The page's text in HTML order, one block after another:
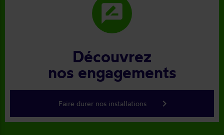
rate_review
Découvrez
nos engagements
Faire durer nos installations keyboard_arrow_right